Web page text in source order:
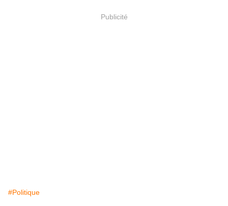
Publicité
#Politique